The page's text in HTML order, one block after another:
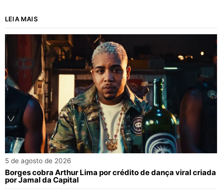
LEIA MAIS
5 de agosto de 2026
Borges cobra Arthur Lima por crédito de dança viral criada
por Jamal da Capital